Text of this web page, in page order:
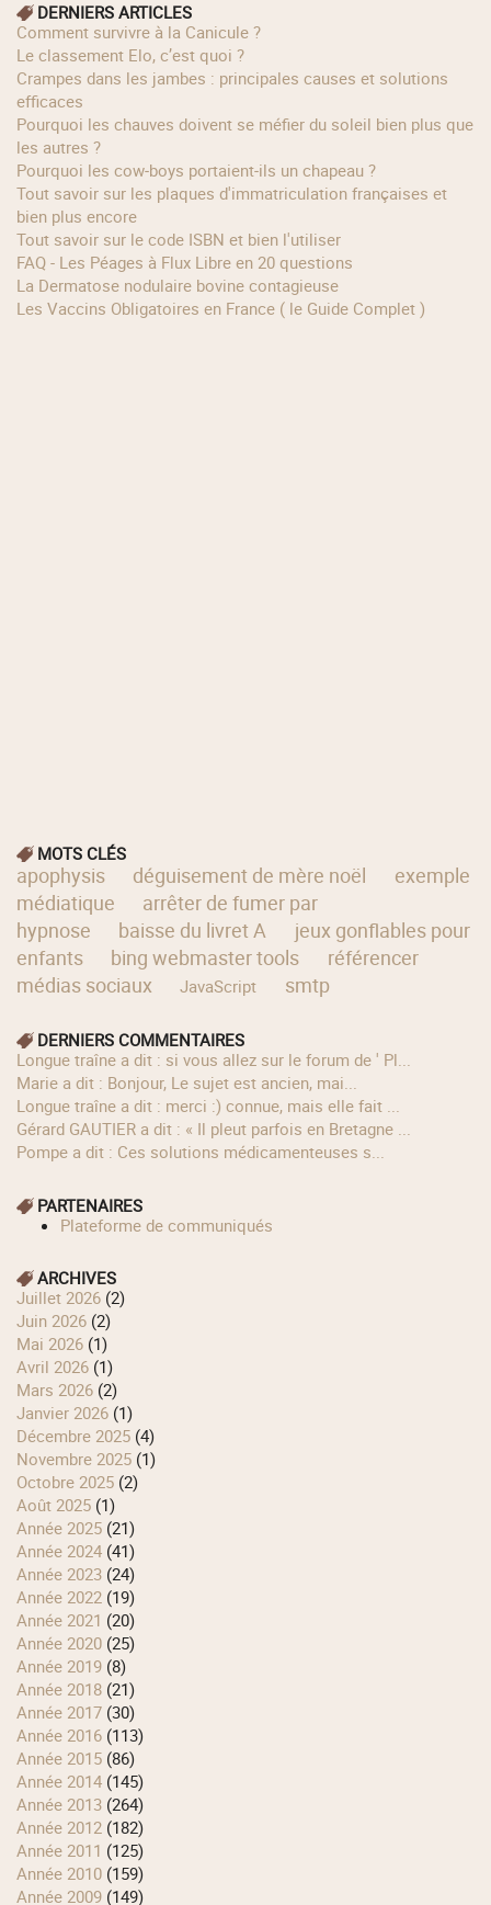
DERNIERS ARTICLES
Comment survivre à la Canicule ?
Le classement Elo, c’est quoi ?
Crampes dans les jambes : principales causes et solutions
efficaces
Pourquoi les chauves doivent se méfier du soleil bien plus que
les autres ?
Pourquoi les cow‑boys portaient‑ils un chapeau ?
Tout savoir sur les plaques d'immatriculation françaises et
bien plus encore
Tout savoir sur le code ISBN et bien l'utiliser
FAQ - Les Péages à Flux Libre en 20 questions
La Dermatose nodulaire bovine contagieuse
Les Vaccins Obligatoires en France ( le Guide Complet )
MOTS CLÉS
apophysis déguisement de mère noël
exemple
médiatique
arrêter de fumer par
hypnose
baisse du livret A
jeux gonflables pour
enfants
bing webmaster tools
référencer
médias sociaux
JavaScript smtp
DERNIERS COMMENTAIRES
longue traîne a dit : si vous allez sur le forum de ' Pl...
Marie a dit : Bonjour, Le sujet est ancien, mai...
longue traîne a dit : merci :) connue, mais elle fait ...
Gérard GAUTIER a dit : « Il pleut parfois en Bretagne ...
Pompe a dit : Ces solutions médicamenteuses s...
PARTENAIRES
Plateforme de communiqués
ARCHIVES
juillet 2026 (2)
juin 2026 (2)
mai 2026 (1)
avril 2026 (1)
mars 2026 (2)
janvier 2026 (1)
décembre 2025 (4)
novembre 2025 (1)
octobre 2025 (2)
août 2025 (1)
année 2025 (21)
année 2024 (41)
année 2023 (24)
année 2022 (19)
année 2021 (20)
année 2020 (25)
année 2019 (8)
année 2018 (21)
année 2017 (30)
année 2016 (113)
année 2015 (86)
année 2014 (145)
année 2013 (264)
année 2012 (182)
année 2011 (125)
année 2010 (159)
année 2009 (149)